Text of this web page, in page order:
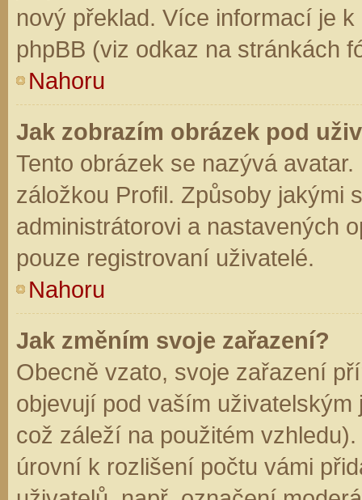
nový překlad. Více informací je
phpBB (viz odkaz na stránkách
Nahoru
Jak zobrazím obrázek pod
Tento obrázek se nazývá
záložkou Profil. Způsoby jakými
administrátorovi a nastavených
pouze registrovaní uživatelé.
Nahoru
Jak změním svoje zařazení?
Obecně vzato, svoje zařazení
objevují pod vaším
což záleží na použitém
úrovní k rozlišení počtu vámi